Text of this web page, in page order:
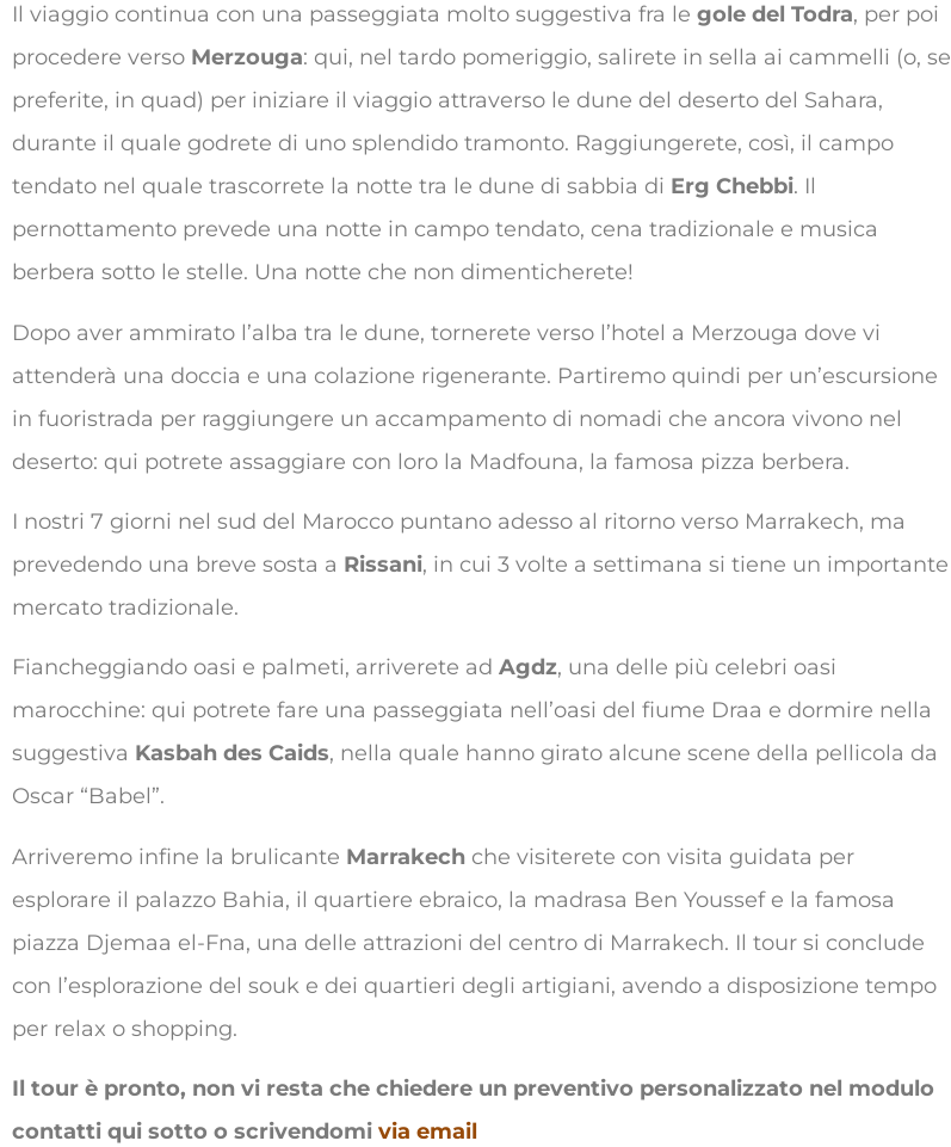
Il viaggio continua con una passeggiata molto suggestiva fra le gole del Todra, per poi
procedere verso Merzouga: qui, nel tardo pomeriggio, salirete in sella ai cammelli (o, se
preferite, in quad) per iniziare il viaggio attraverso le dune del deserto del Sahara,
durante il quale godrete di uno splendido tramonto. Raggiungerete, così, il campo
tendato nel quale trascorrete la notte tra le dune di sabbia di Erg Chebbi. Il
pernottamento prevede una notte in campo tendato, cena tradizionale e musica
berbera sotto le stelle. Una notte che non dimenticherete!
Dopo aver ammirato l’alba tra le dune, tornerete verso l’hotel a Merzouga dove vi
attenderà una doccia e una colazione rigenerante. Partiremo quindi per un’escursione
in fuoristrada per raggiungere un accampamento di nomadi che ancora vivono nel
deserto: qui potrete assaggiare con loro la Madfouna, la famosa pizza berbera.
I nostri 7 giorni nel sud del Marocco puntano adesso al ritorno verso Marrakech, ma
prevedendo una breve sosta a Rissani, in cui 3 volte a settimana si tiene un importante
mercato tradizionale.
Fiancheggiando oasi e palmeti, arriverete ad Agdz, una delle più celebri oasi
marocchine: qui potrete fare una passeggiata nell’oasi del fiume Draa e dormire nella
suggestiva Kasbah des Caids, nella quale hanno girato alcune scene della pellicola da
Oscar “Babel”.
Arriveremo infine la brulicante Marrakech che visiterete con visita guidata per
esplorare il palazzo Bahia, il quartiere ebraico, la madrasa Ben Youssef e la famosa
piazza Djemaa el-Fna, una delle attrazioni del centro di Marrakech. Il tour si conclude
con l’esplorazione del souk e dei quartieri degli artigiani, avendo a disposizione tempo
per relax o shopping.
Il tour è pronto, non vi resta che chiedere un preventivo personalizzato nel modulo
contatti qui sotto o scrivendomi via email